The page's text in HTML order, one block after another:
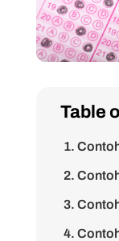
Table
1.
2.
3.
4.